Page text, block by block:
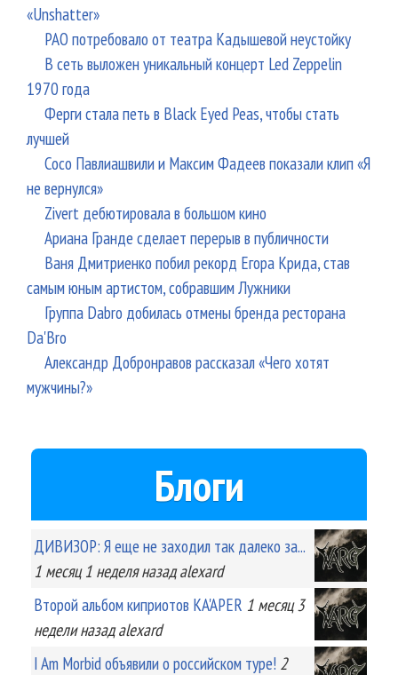
«Unshatter»
РАО потребовало от театра Кадышевой неустойку
В сеть выложен уникальный концерт Led Zeppelin
1970 года
Ферги стала петь в Black Eyed Peas, чтобы стать
лучшей
Сосо Павлиашвили и Максим Фадеев показали клип «Я
не вернулся»
Zivert дебютировала в большом кино
Ариана Гранде сделает перерыв в публичности
Ваня Дмитриенко побил рекорд Егора Крида, став
самым юным артистом, собравшим Лужники
Группа Dabro добилась отмены бренда ресторана
Da'Bro
Александр Добронравов рассказал «Чего хотят
мужчины?»
Блоги
ДИВИЗОР: Я еще не заходил так далеко за...
1 месяц 1 неделяназад alexard
Второй альбом киприотов KA'APER 1 месяц 3
неделиназад alexard
I Am Morbid объявили о российском туре! 2